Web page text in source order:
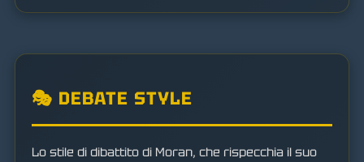
🎭 DEBATE STYLE
Lo stile di dibattito di Moran, che rispecchia il suo